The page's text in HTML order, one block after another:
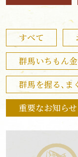
すべて
群馬いちもん
群馬を握る、
重要なお知らせ